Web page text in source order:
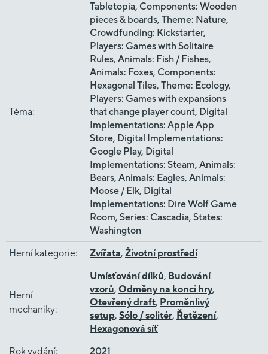
Téma:
Tabletopia, Components: Wooden
pieces & boards, Theme: Nature,
Crowdfunding: Kickstarter,
Players: Games with Solitaire
Rules, Animals: Fish / Fishes,
Animals: Foxes, Components:
Hexagonal Tiles, Theme: Ecology,
Players: Games with expansions
that change player count, Digital
Implementations: Apple App
Store, Digital Implementations:
Google Play, Digital
Implementations: Steam, Animals:
Bears, Animals: Eagles, Animals:
Moose / Elk, Digital
Implementations: Dire Wolf Game
Room, Series: Cascadia, States:
Washington
Herní kategorie: Zvířata, Životní prostředí
Herní
mechaniky:
Umísťování dílků, Budování
vzorů, Odměny na konci hry,
Otevřený draft, Proměnlivý
setup, Sólo / solitér, Řetězení,
Hexagonová síť
Rok vydání:
2021